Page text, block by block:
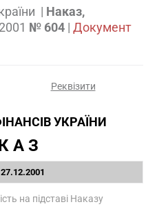
| Наказ,
№ 604 | Документ
Реквізити
УКРАЇНИ
А З
на підставі Наказу